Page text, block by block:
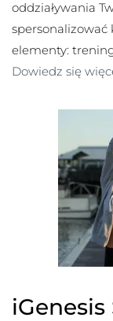
oddziaływania
spersonalizować
elementy:
Dowiedz się